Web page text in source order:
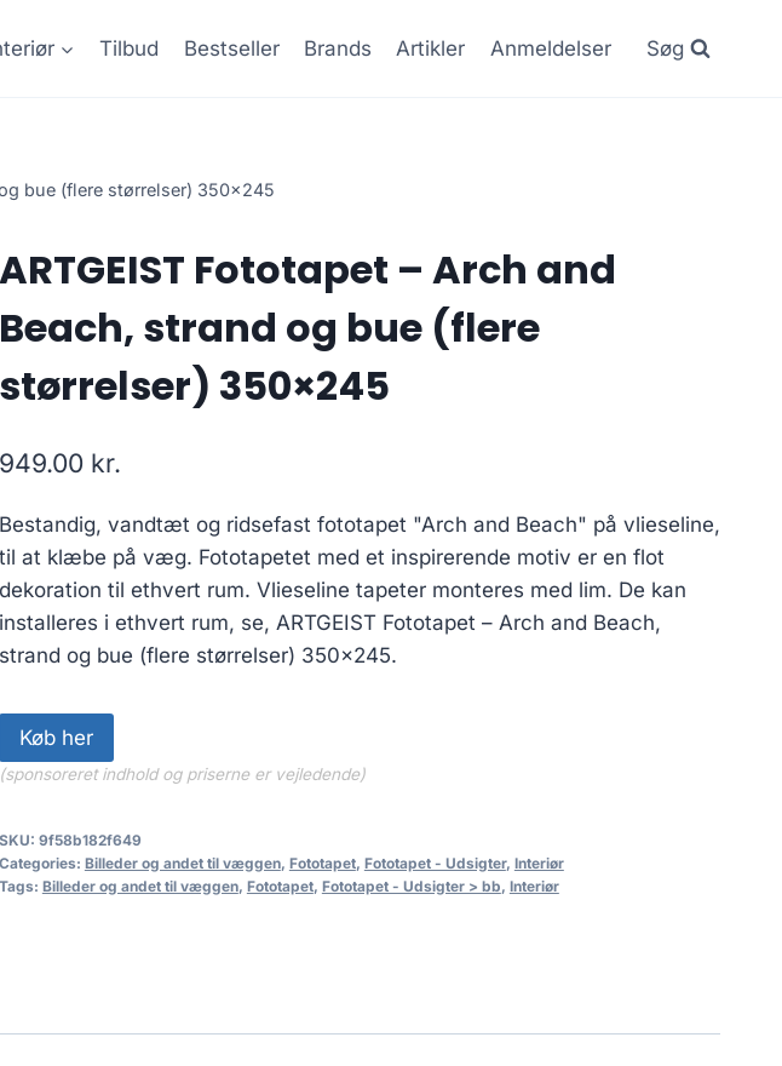
Tilbud Bestseller Brands Artikler Anmeldelser Søg
bue (flere størrelser) 350×245
ARTGEIST Fototapet – Arch and
Beach, strand og bue (flere
størrelser) 350×245
949.00 kr.
Bestandig, vandtæt og ridsefast fototapet "Arch and Beach" på vlieseline,
til at klæbe på væg. Fototapetet med et inspirerende motiv er en flot
dekoration til ethvert rum. Vlieseline tapeter monteres med lim. De kan
installeres i ethvert rum, se, ARTGEIST Fototapet – Arch and Beach,
strand og bue (flere størrelser) 350×245.
Køb her
(sponsoreret indhold og priserne er vejledende)
SKU: 9f58b182f649
Categories: Billeder og andet til væggen, Fototapet, Fototapet - Udsigter, Interiør
Tags: Billeder og andet til væggen, Fototapet, Fototapet - Udsigter > bb, Interiør